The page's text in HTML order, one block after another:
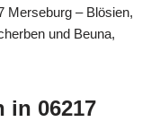
Merseburg – Blösien,
und Beuna,
in 06217